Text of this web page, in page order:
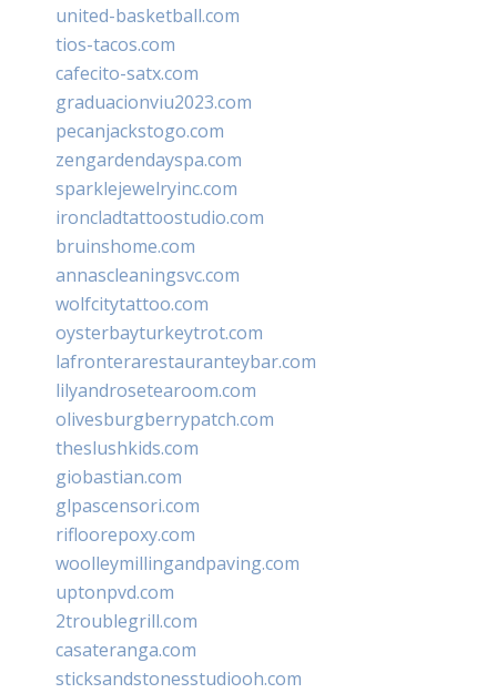
united-basketball.com
tios-tacos.com
cafecito-satx.com
graduacionviu2023.com
pecanjackstogo.com
zengardendayspa.com
sparklejewelryinc.com
ironcladtattoostudio.com
bruinshome.com
annascleaningsvc.com
wolfcitytattoo.com
oysterbayturkeytrot.com
lafronterarestauranteybar.com
lilyandrosetearoom.com
olivesburgberrypatch.com
theslushkids.com
giobastian.com
glpascensori.com
rifloorepoxy.com
woolleymillingandpaving.com
uptonpvd.com
2troublegrill.com
casateranga.com
sticksandstonesstudiooh.com